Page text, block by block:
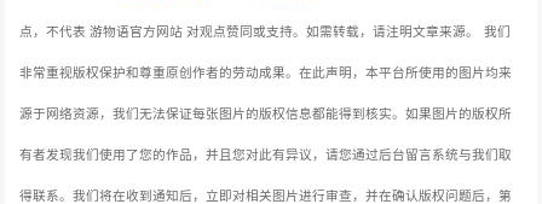
点，不代表 游物语官方网站 对观点赞同或支持。如需转载，请注明文章来源。 我们
非常重视版权保护和尊重原创作者的劳动成果。在此声明，本平台所使用的图片均来
源于网络资源，我们无法保证每张图片的版权信息都能得到核实。如果图片的版权所
有者发现我们使用了您的作品，并且您对此有异议，请您通过后台留言系统与我们取
得联系。我们将在收到通知后，立即对相关图片进行审查，并在确认版权问题后，第